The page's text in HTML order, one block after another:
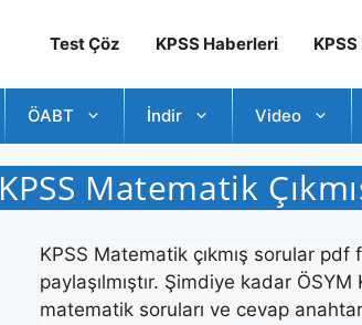
Test Çöz KPSS Haberleri
ÖABT İndir Video
KPSS Matematik
KPSS Matematik çıkmış sorular
paylaşılmıştır. Şimdiye kadar ÖSYM
matematik soruları ve cevap